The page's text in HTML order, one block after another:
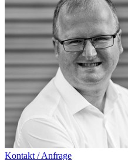
Kontakt / Anfrage